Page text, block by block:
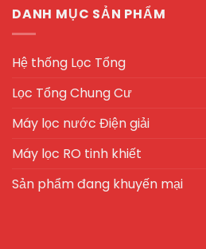
DANH MỤC SẢN PHẨM
Hệ thống Lọc Tổng
Lọc Tổng Chung Cư
Máy lọc nước Điện giải
Máy lọc RO tinh khiết
Sản phẩm đang khuyến mại